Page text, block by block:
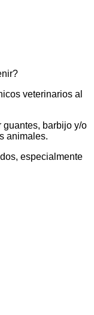
veterinarios al
guantes, barbijo y/o
animales.
especialmente